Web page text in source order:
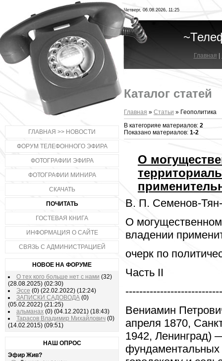
ГЛАВНАЯ >> НОВОСТИ
ФОРУМ ТЕЛЕФОННОГО ЭФИРА
ФОТОГРАФИИ ЭФИРА
ФОТОГРАФИИ МИНИРА
СКАЧАТЬ
ПОЧИТАТЬ
ГОСТЕВАЯ КНИГА
ИНФОРМАЦИЯ О САЙТЕ
СВЯЗЬ С АДМИНИСТРАЦИЕЙ
НОВОЕ НА ФОРУМЕ
О тех кого больше нет с нами (32)
(28.08.2025) (02:30)
Эссе (0) (22.02.2022) (12:24)
ЗАПИСКИ САДОВОДА (0)
(05.02.2022) (21:25)
альманах (0) (04.12.2021) (18:43)
Тарасов Владимир Михайлович (0)
(14.02.2015) (09:51)
НАШ ОПРОС
Эфир Жив?
Четверг, 06.08.2026, 11:25
Главная
Каталог статей
Главная » Статьи » Геополитика
В категорияе материалов: 2
Показано материалов: 1-2
О
В. П. Семенов-
О
владении
очерк по
Часть II
Вениамин
апреля 1870,
1942, Ленинград)
фундаментальных